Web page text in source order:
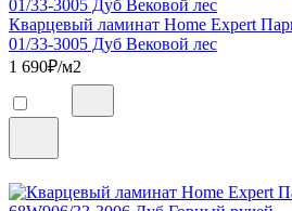
Кварцевый ламинат Home Expert
01/33-3005 Дуб Вековой лес
1 690₽/м2